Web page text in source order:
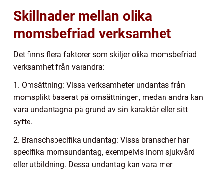
Skillnader mellan olika
momsbefriad verksamhet
Det finns flera faktorer som skiljer olika momsbefriad
verksamhet från varandra:
1. Omsättning: Vissa verksamheter undantas från
momsplikt baserat på omsättningen, medan andra kan
vara undantagna på grund av sin karaktär eller sitt
syfte.
2. Branschspecifika undantag: Vissa branscher har
specifika momsundantag, exempelvis inom sjukvård
eller utbildning. Dessa undantag kan vara mer